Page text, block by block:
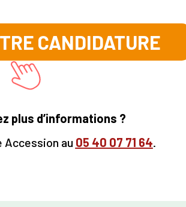
CANDIDATURE
plus d’informations ?
au 05 40 07 71 64.